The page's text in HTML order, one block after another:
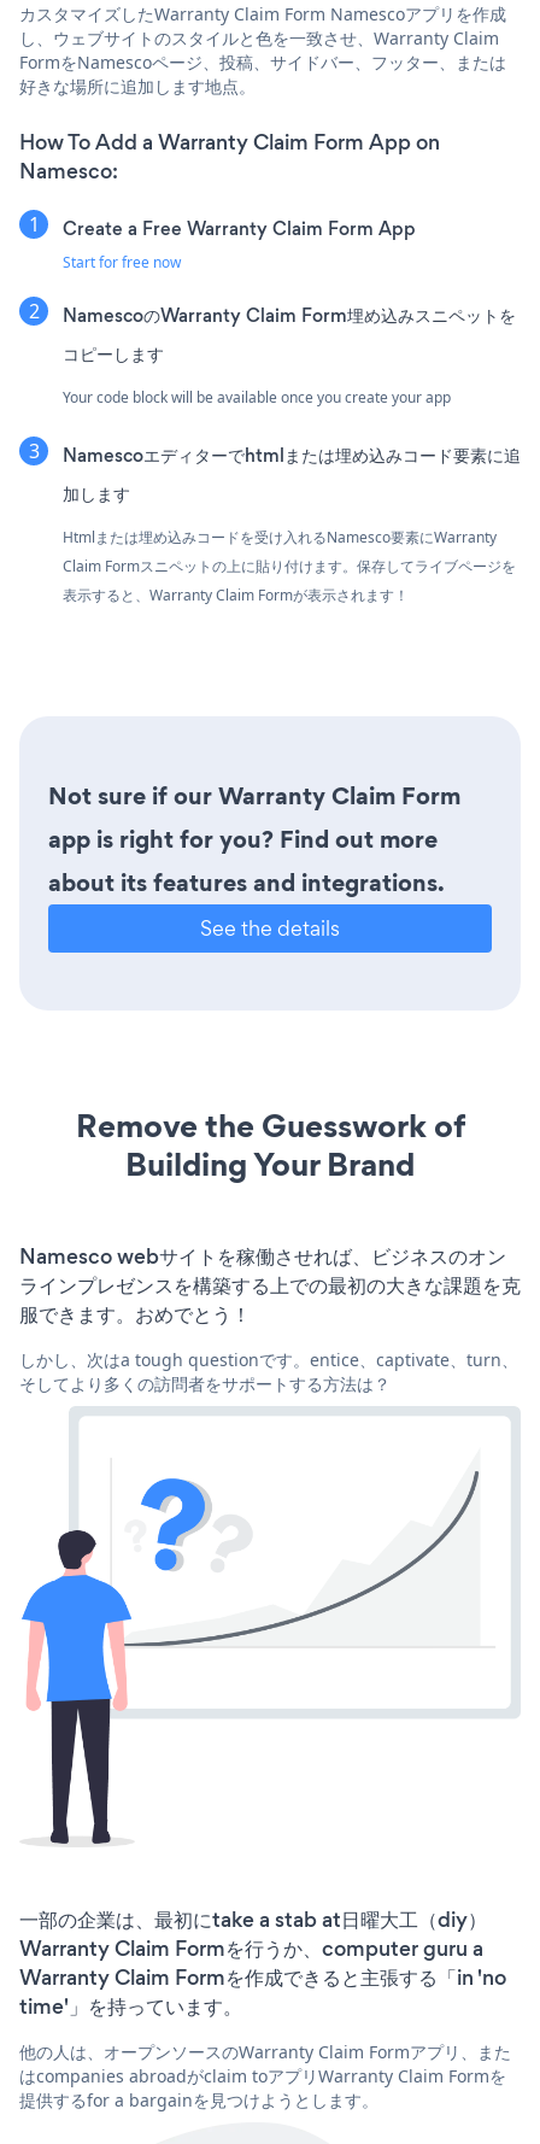
カスタマイズしたWarranty Claim Form Namescoアプリを作成
し、ウェブサイトのスタイルと色を一致させ、Warranty Claim
FormをNamescoページ、投稿、サイドバー、フッター、または
好きな場所に追加します地点。
How To Add a Warranty Claim Form App on
Namesco:
Create a Free Warranty Claim Form App
Start for free now
NamescoのWarranty Claim Form埋め込みスニペットを
コピーします
Your code block will be available once you create your app
Namescoエディターでhtmlまたは埋め込みコード要素に追
加します
Htmlまたは埋め込みコードを受け入れるNamesco要素にWarranty
Claim Formスニペットの上に貼り付けます。保存してライブページを
表示すると、Warranty Claim Formが表示されます！
Not sure if our Warranty Claim Form
app is right for you? Find out more
about its features and integrations.
See the details
Remove the Guesswork of
Building Your Brand
Namesco webサイトを稼働させれば、ビジネスのオン
ラインプレゼンスを構築する上での最初の大きな課題を克
服できます。おめでとう！
しかし、次はa tough questionです。entice、captivate、turn、
そしてより多くの訪問者をサポートする方法は？
一部の企業は、最初にtake a stab at日曜大工（diy）
Warranty Claim Formを行うか、computer guru a
Warranty Claim Formを作成できると主張する「in 'no
time'」を持っています。
他の人は、オープンソースのWarranty Claim Formアプリ、また
はcompanies abroadがclaim toアプリWarranty Claim Formを
提供するfor a bargainを見つけようとします。